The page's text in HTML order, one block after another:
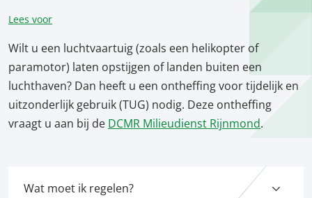
Lees voor
Wilt u een luchtvaartuig (zoals een helikopter of
paramotor) laten opstijgen of landen buiten een
luchthaven? Dan heeft u een ontheffing voor tijdelijk en
uitzonderlijk gebruik (TUG) nodig. Deze ontheffing
vraagt u aan bij de DCMR Milieudienst Rijnmond.
Wat moet ik regelen?